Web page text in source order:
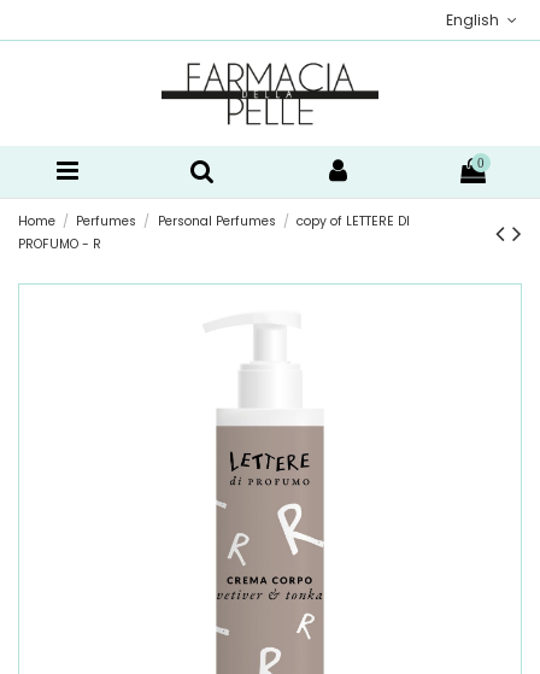
English
0
Home Perfumes Personal Perfumes
copy of LETTERE DI
PROFUMO - R